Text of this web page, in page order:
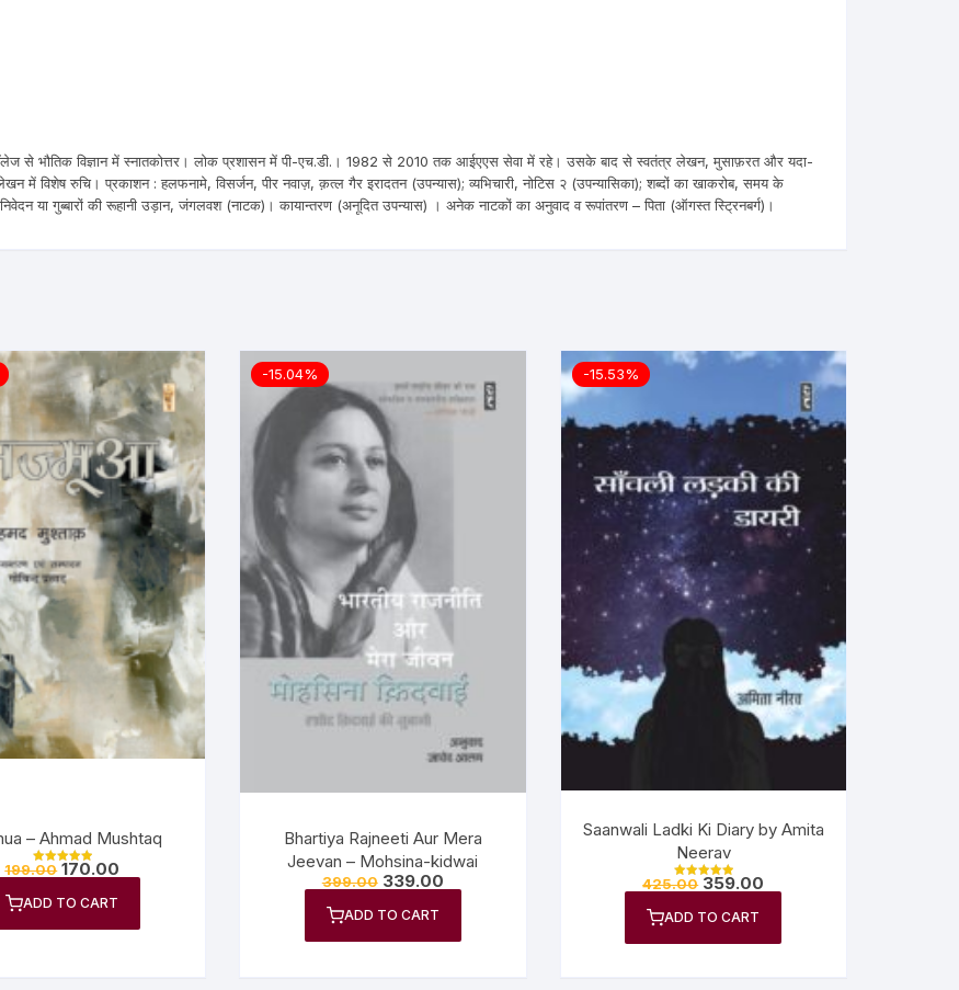
कॉलेज से भौतिक विज्ञान में स्नातकोत्तर। लोक प्रशासन में पी-एच.डी.। 1982 से 2010 तक आईएएस सेवा में रहे। उसके बाद से स्वतंत्र लेखन, मुसाफ़रत और यदा-
में विशेष रुचि। प्रकाशन : हलफनामे, विसर्जन, पीर नवाज़, क़त्ल गैर इरादतन (उपन्यास); व्यभिचारी, नोटिस २ (उपन्यासिका); शब्दों का खाकरोब, समय के
या गुब्बारों की रूहानी उड़ान, जंगलवश (नाटक)। कायान्तरण (अनूदित उपन्यास) । अनेक नाटकों का अनुवाद व रूपांतरण – पिता (ऑगस्त स्ट्रिनबर्ग)।
– Ahmad Mushtaq
Rated
199.00 170.00
ADD TO CART
-15.04%
Bhartiya Rajneeti Aur Mera
Jeevan – Mohsina-kidwai
399.00 339.00
ADD TO CART
-15.53%
Saanwali Ladki Ki Diary by Amita
Neerav
Rated
425.00 359.00
ADD TO CART